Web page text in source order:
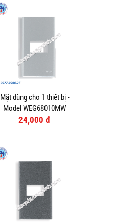
Mặt dùng cho 1 thiết bị -
Model WEG68010MW
24,000 đ